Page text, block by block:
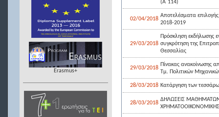
Erasmus+
(Α΄114)
02/04/2018
Αποτελέσματα
2018-2019
29/03/2018
Πρόσκληση εκδήλωσης
συγκρότηση της
Θεσσαλίας
29/03/2018
Πίνακας ανακοίνωσης
Τμ. Πολιτικών
28/03/2018 Κατάργηση των
28/03/2018
ΔΗΛΩΣΕΙΣ ΜΑΘΗΜΑΤΩΝ
ΧΡΗΜΑΤΟΟΙΚΟΝΟΜΙΚΗΣ